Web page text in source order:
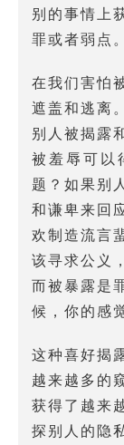
别的事情上
罪或者弱点。
在我们害怕
遮盖和逃离
别人被揭露
被羞辱可以
题？如果别
和谦卑来回
欢制造流言
该寻求公义
而被暴露是
候，你的感
这种喜好揭
越来越多的
获得了越来
探别人的隐